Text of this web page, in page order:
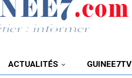
ACTUALITÉS GUINEE7TV